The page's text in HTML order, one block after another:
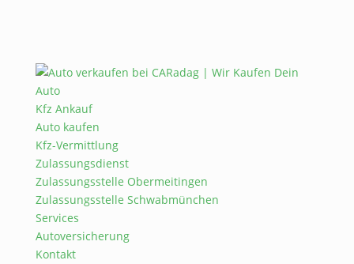
Kfz Ankauf
Auto kaufen
Kfz-Vermittlung
Zulassungsdienst
Zulassungsstelle Obermeitingen
Zulassungsstelle Schwabmünchen
Services
Autoversicherung
Kontakt